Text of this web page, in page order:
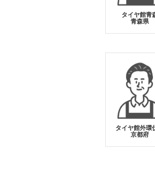
タイヤ館青
青森県
タイヤ館外環
京都府